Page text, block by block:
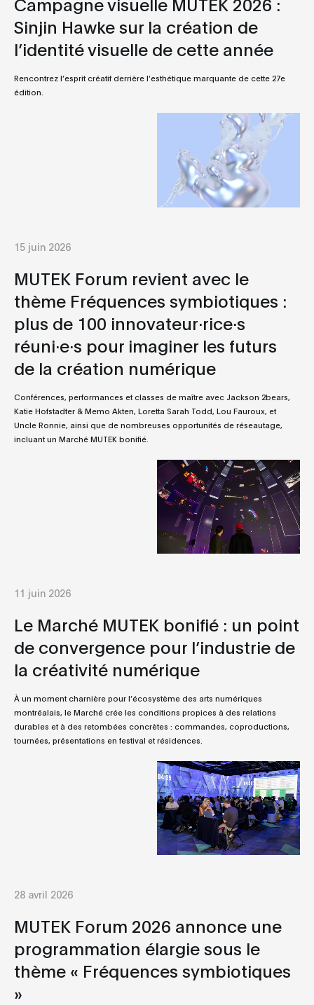
Sinjin Hawke sur la création de
l’identité visuelle de cette année
Rencontrez l’esprit créatif derrière l’esthétique marquante de cette 27e
édition.
15 juin 2026
MUTEK Forum revient avec le
thème Fréquences symbiotiques :
plus de 100 innovateur·rice·s
réuni·e·s pour imaginer les futurs
de la création numérique
Conférences, performances et classes de maître avec Jackson 2bears,
Katie Hofstadter & Memo Akten, Loretta Sarah Todd, Lou Fauroux, et
Uncle Ronnie, ainsi que de nombreuses opportunités de réseautage,
incluant un Marché MUTEK bonifié.
11 juin 2026
Le Marché MUTEK bonifié : un point
de convergence pour l’industrie de
la créativité numérique
À un moment charnière pour l’écosystème des arts numériques
montréalais, le Marché crée les conditions propices à des relations
durables et à des retombées concrètes : commandes, coproductions,
tournées, présentations en festival et résidences.
28 avril 2026
MUTEK Forum 2026 annonce une
programmation élargie sous le
thème « Fréquences symbiotiques
»